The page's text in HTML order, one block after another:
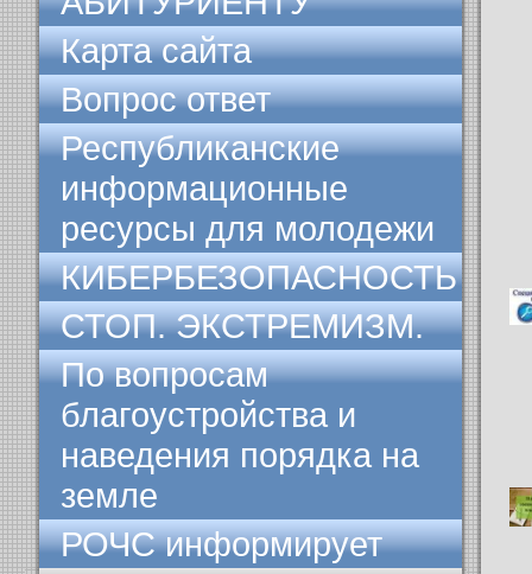
Карта сайта
Вопрос ответ
Республиканские
информационные
ресурсы для молодежи
КИБЕРБЕЗОПАСНОСТЬ
СТОП. ЭКСТРЕМИЗМ.
По вопросам
благоустройства и
наведения порядка на
земле
РОЧС информирует